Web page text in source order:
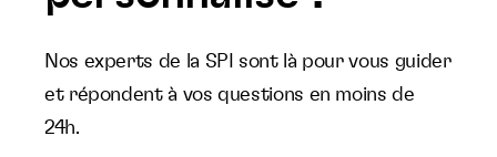
Nos experts de la SPI sont là pour vous guider
et répondent à vos questions en moins de
24h.